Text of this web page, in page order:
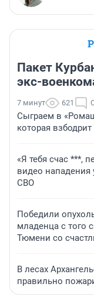
Пакет
экс-
7 минут 621
Сыграем в
которая
«Я тебя счас ***,
видео нападения
СВО
Победили
младенца с того
Тюмени со
В лесах
правильно